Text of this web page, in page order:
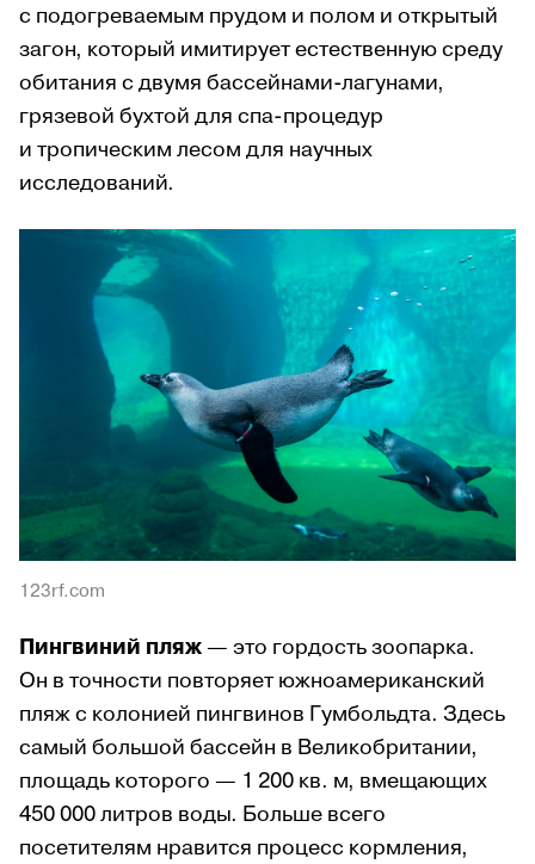
с подогреваемым прудом и полом и открытый
загон, который имитирует естественную среду
обитания с двумя бассейнами-лагунами,
грязевой бухтой для спа-процедур
и тропическим лесом для научных
исследований.
123rf.com
Пингвиний пляж— это гордость зоопарка.
Он в точности повторяет южноамериканский
пляж с колонией пингвинов Гумбольдта. Здесь
самый большой бассейн в Великобритании,
площадь которого — 1 200 кв. м, вмещающих
450 000 литров воды. Больше всего
посетителям нравится процесс кормления,